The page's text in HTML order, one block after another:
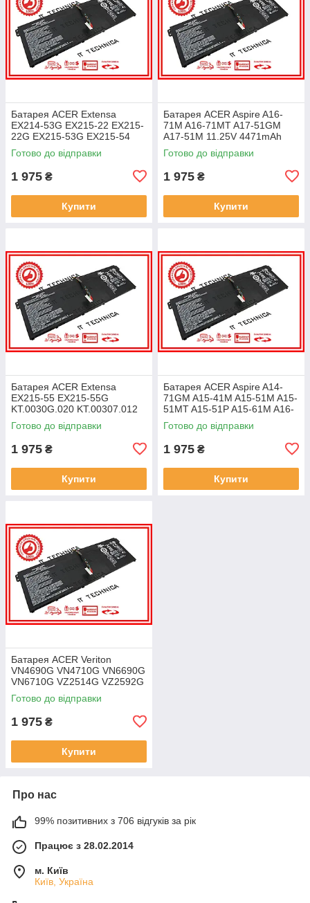
Батарея ACER Extensa
EX214-53G EX215-22 EX215-
22G EX215-53G EX215-54
EX215-54G 11.25V 4471mAh
ОРИГІНАЛ
Готово до відправки
1 975 ₴
Купити
Батарея ACER Aspire A16-
71M A16-71MT A17-51GM
A17-51M 11.25V 4471mAh
ОРИГІНАЛ
Готово до відправки
1 975 ₴
Купити
Батарея ACER Extensa
EX215-55 EX215-55G
KT.0030G.020 KT.00307.012
11.25V 4471mAh ОРИГІНАЛ
Готово до відправки
1 975 ₴
Купити
Батарея ACER Aspire A14-
71GM A15-41M A15-51M A15-
51MT A15-51P A15-61M A16-
51GM 11.25V 4471mAh
ОРИГІНАЛ
Готово до відправки
1 975 ₴
Купити
Батарея ACER Veriton
VN4690G VN4710G VN6690G
VN6710G VZ2514G VZ2592G
VZ2594G 11.25V 4471mAh
ОРИГІНАЛ
Готово до відправки
1 975 ₴
Купити
Про нас
99% позитивних з 706 відгуків за рік
Працює з 28.02.2014
м. Київ
Київ, Україна